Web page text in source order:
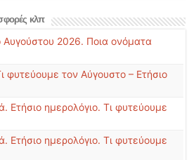
κλπ
Αυγούστου 2026. Ποια ονόματα
φυτεύουμε τον Αύγουστο – Ετήσιο
Ετήσιο ημερολόγιο. Τι φυτεύουμε
Ετήσιο ημερολόγιο. Τι φυτεύουμε